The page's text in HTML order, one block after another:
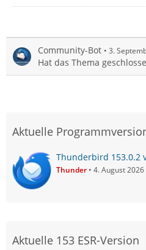
Community-Bot 3.
Hat das Thema
Aktuelle
Thunderbird 153.0.2
Thunder 4. August
Aktuelle 153 ESR-Version